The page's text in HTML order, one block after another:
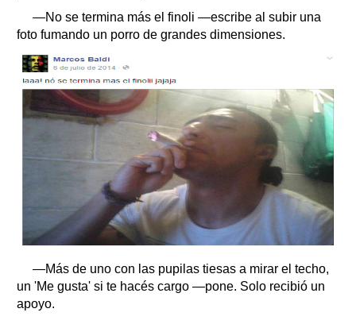
—No se termina más el finoli —escribe al subir una
foto fumando un porro de grandes dimensiones.
—Más de uno con las pupilas tiesas a mirar el techo,
un 'Me gusta' si te hacés cargo —pone. Solo recibió un
apoyo.